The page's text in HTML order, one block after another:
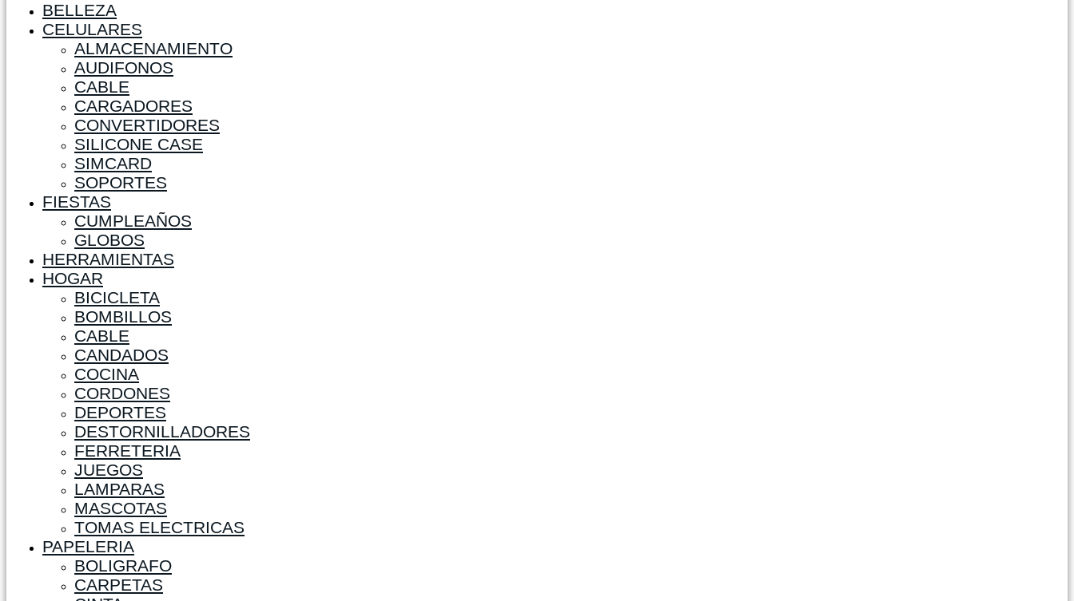
BELLEZA
CELULARES
ALMACENAMIENTO
AUDIFONOS
CABLE
CARGADORES
CONVERTIDORES
SILICONE CASE
SIMCARD
SOPORTES
FIESTAS
CUMPLEAÑOS
GLOBOS
HERRAMIENTAS
HOGAR
BICICLETA
BOMBILLOS
CABLE
CANDADOS
COCINA
CORDONES
DEPORTES
DESTORNILLADORES
FERRETERIA
JUEGOS
LAMPARAS
MASCOTAS
TOMAS ELECTRICAS
PAPELERIA
BOLIGRAFO
CARPETAS